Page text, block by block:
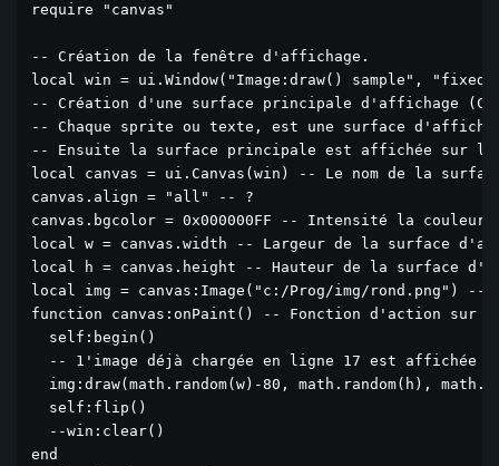
require "canvas"
-- Création de la fenêtre d'affichage.
local win = ui.Window("Image:draw() sample",
-- Création d'une surface principale d'affichage
-- Chaque sprite ou texte, est une surface
-- Ensuite la surface principale est affichée sur la
local canvas = ui.Canvas(win) -- Le nom de la
canvas.align = "all" -- ?
canvas.bgcolor = 0x000000FF -- Intensité la couleur
local w = canvas.width -- Largeur de la surface
local h = canvas.height -- Hauteur de la surface
local img = canvas:Image("c:/Prog/img/rond.png")
function canvas:onPaint() -- Fonction d'action sur
  self:begin()
-- 1'image déjà chargée en ligne 17 est affichée
img:draw(math.random(w)-80, math.random(h),
  self:flip()
  --win:clear()
end